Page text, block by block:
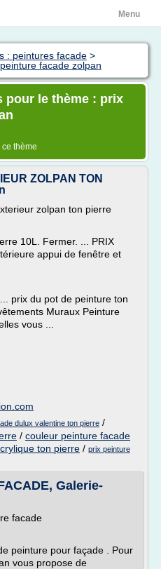
Menu
: peintures facade >
facade zolpan
pour le thème : prix
thème
ZOLPAN TON
zolpan ton pierre
10L. Fermer. ... PRIX
appui de fenêtre et
prix du pot de peinture ton
Muraux Peinture
vous ...
dulux valentine ton pierre /
/ couleur peinture facade
ton pierre / prix peinture
Galerie-
facade
peinture pour façade . Pour
vous propose de